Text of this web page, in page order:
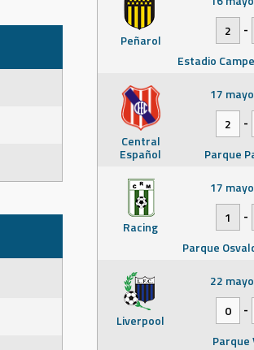
Peñarol
2
-
Estadio
Central
Español
17
2
-
Parque
Racing
17
1
-
Parque
Liverpool
22
0
-
Parque